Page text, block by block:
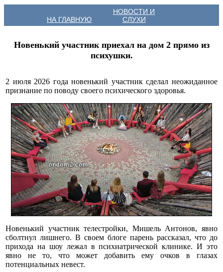
НА ГЛАВНУЮ
НОВОСТИ И
СЛУХИ
Новенький участник приехал на дом 2 прямо из
психушки.
2 июля 2026 года новенький участник сделал неожиданное
признание по поводу своего психического здоровья.
Новенький участник телестройки, Мишель Антонов, явно
сболтнул лишнего. В своем блоге парень рассказал, что до
прихода на шоу лежал в психиатрической клинике. И это
явно не то, что может добавить ему очков в глазах
потенциальных невест.